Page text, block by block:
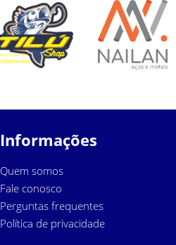
Informações
Quem somos
Fale conosco
Perguntas frequentes
Política de privacidade